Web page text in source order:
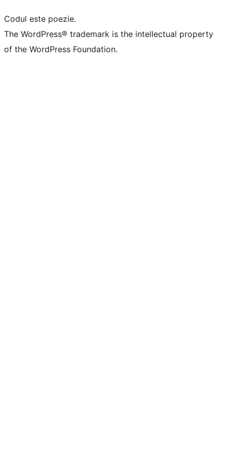
Codul este poezie.
The WordPress® trademark is the intellectual property
of the WordPress Foundation.